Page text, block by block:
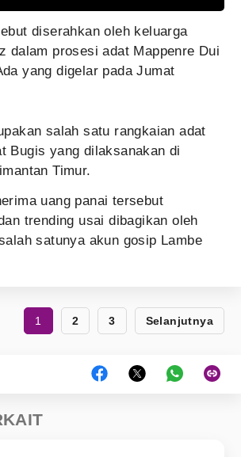
diserahkan oleh keluarga
dalam prosesi adat Mappenre Dui
yang digelar pada Jumat
salah satu rangkaian adat
Bugis yang dilaksanakan di
Timur.
uang panai tersebut
trending usai dibagikan oleh
satunya akun gosip Lambe
1 2 3 Selanjutnya